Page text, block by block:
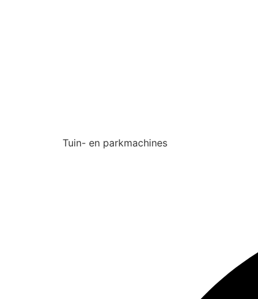
Tuin- en parkmachines